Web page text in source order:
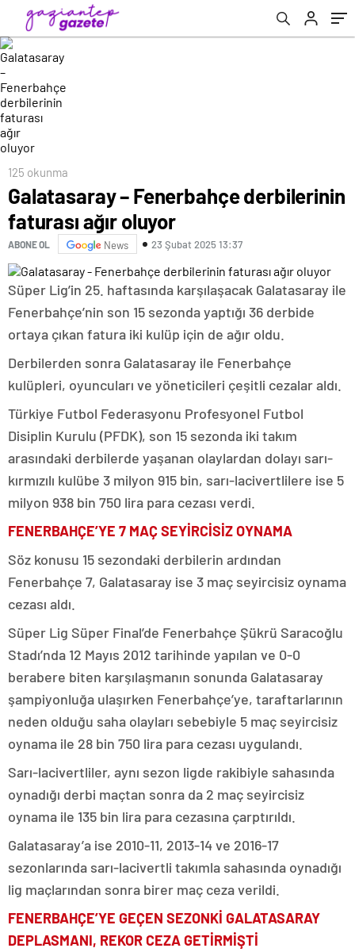
125 okunma
Galatasaray – Fenerbahçe derbilerinin
faturası ağır oluyor
ABONE OL News 23 Şubat 2025 13:37
Süper Lig’in 25. haftasında karşılaşacak Galatasaray ile
Fenerbahçe’nin son 15 sezonda yaptığı 36 derbide
ortaya çıkan fatura iki kulüp için de ağır oldu.
Derbilerden sonra Galatasaray ile Fenerbahçe
kulüpleri, oyuncuları ve yöneticileri çeşitli cezalar aldı.
Türkiye Futbol Federasyonu Profesyonel Futbol
Disiplin Kurulu (PFDK), son 15 sezonda iki takım
arasındaki derbilerde yaşanan olaylardan dolayı sarı-
kırmızılı kulübe 3 milyon 915 bin, sarı-lacivertlilere ise 5
milyon 938 bin 750 lira para cezası verdi.
FENERBAHÇE’YE 7 MAÇ SEYİRCİSİZ OYNAMA
Söz konusu 15 sezondaki derbilerin ardından
Fenerbahçe 7, Galatasaray ise 3 maç seyircisiz oynama
cezası aldı.
Süper Lig Süper Final’de Fenerbahçe Şükrü Saracoğlu
Stadı’nda 12 Mayıs 2012 tarihinde yapılan ve 0-0
berabere biten karşılaşmanın sonunda Galatasaray
şampiyonluğa ulaşırken Fenerbahçe’ye, taraftarlarının
neden olduğu saha olayları sebebiyle 5 maç seyircisiz
oynama ile 28 bin 750 lira para cezası uygulandı.
Sarı-lacivertliler, aynı sezon ligde rakibiyle sahasında
oynadığı derbi maçtan sonra da 2 maç seyircisiz
oynama ile 135 bin lira para cezasına çarptırıldı.
Galatasaray’a ise 2010-11, 2013-14 ve 2016-17
sezonlarında sarı-lacivertli takımla sahasında oynadığı
lig maçlarından sonra birer maç ceza verildi.
FENERBAHÇE’YE GEÇEN SEZONKİ GALATASARAY
DEPLASMANI, REKOR CEZA GETİRMİŞTİ